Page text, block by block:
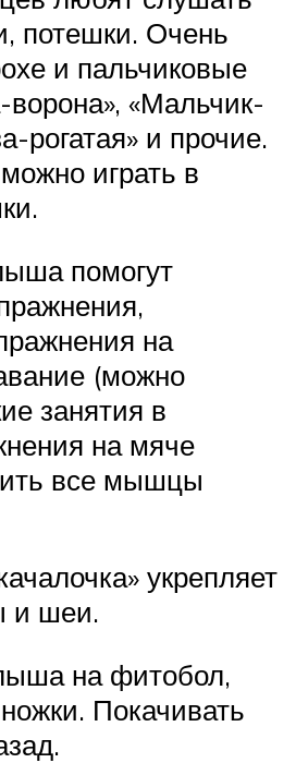
потешки. Очень
и пальчиковые
«Мальчик-
рогатая» и прочие.
играть в
помогут
на
(можно
занятия в
на мяче
все мышцы
укрепляет
и шеи.
на фитобол,
Покачивать